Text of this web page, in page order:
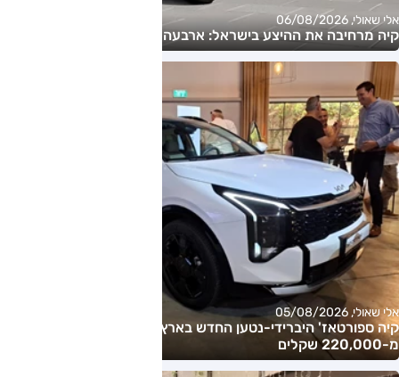
אלי שאולי, 06/08/2026
קיה מרחיבה את ההיצע בישראל: ארבעה דגמים חדשים בדרך
אלי שאולי, 05/08/2026
קיה ספורטאז' היברידי-נטען החדש בארץ – המחיר החל
מ-220,000 שקלים